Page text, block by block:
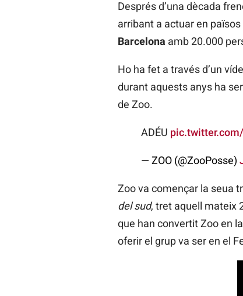
Després d’una dècada
arribant a actuar en
Barcelona amb 20.000
Ho ha fet a través d’un
durant aquests anys ha
de Zoo.
ADÉU
— ZOO (@ZooPosse)
Zoo va començar la seua
del sud, tret aquell mateix
que han convertit Zoo en
oferir el grup va ser en el